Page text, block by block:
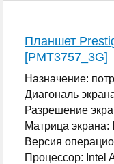
Планшет
[PMT3757_3G]
Назначение:
Диагональ
Разрешение
Матрица экрана:
Версия
Процессор: Intel